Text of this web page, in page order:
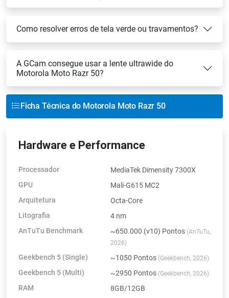
Como resolver erros de tela verde ou travamentos?
A GCam consegue usar a lente ultrawide do
Motorola Moto Razr 50?
Ficha Técnica do Motorola Moto Razr 50
Hardware e Performance
Processador
MediaTek Dimensity 7300X
GPU
Mali-G615 MC2
Arquitetura
Octa-Core
Litografia
4 nm
AnTuTu Benchmark
~650.000 (v10) Pontos (AnTuTu,
2026)
Geekbench 5 (Single) ~1050 Pontos (Geekbench, 2026)
Geekbench 5 (Multi) ~2950 Pontos (Geekbench, 2026)
RAM
8GB/12GB